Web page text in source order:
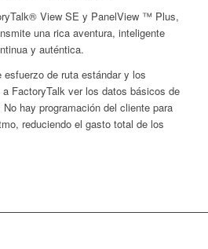
View SE y PanelView ™ Plus,
una rica aventura, inteligente
y auténtica.
esfuerzo de ruta estándar y los
FactoryTalk ver los datos básicos de
hay programación del cliente para
reduciendo el gasto total de los